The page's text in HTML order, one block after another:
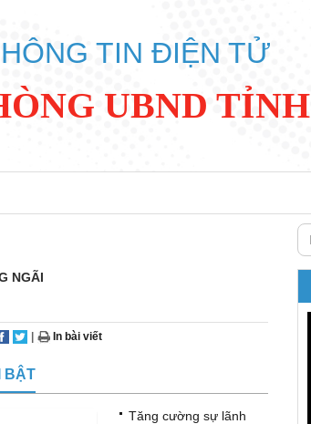
TIN ĐIỆN TỬ
UBND TỈNH
NGÃI
| In bài viết
BẬT
Tăng cường sự lãnh